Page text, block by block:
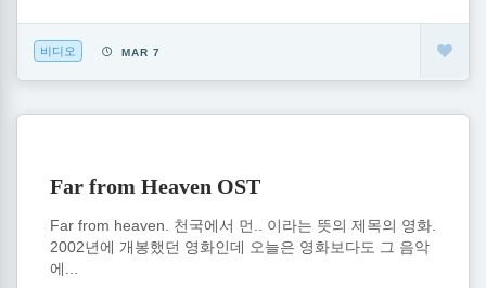
비디오 MAR 7
Far from Heaven OST
Far from heaven. 천국에서 먼.. 이라는 뜻의 제목의 영화.
2002년에 개봉했던 영화인데 오늘은 영화보다도 그 음악
에...